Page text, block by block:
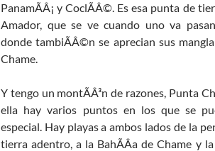
PanamÃÂ¡ y CoclÃÂ©. Es esa punta de
Amador, que se ve cuando uno va
donde tambiÃÂ©n se aprecian sus
Chame.
Y tengo un montÃÂ³n de razones, Punta
ella hay varios puntos en los que se
especial. Hay playas a ambos lados de la
tierra adentro, a la BahÃÂ­a de Chame y